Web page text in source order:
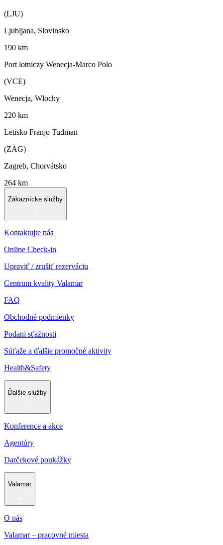
(LJU)
Ljubljana, Slovinsko
190 km
Port lotniczy Wenecja-Marco Polo
(VCE)
Wenecja, Włochy
220 km
Letisko Franjo Tuđman
(ZAG)
Zagreb, Chorvátsko
264 km
Zákaznícke služby
Kontaktujte nás
Online Check-in
Upraviť / zrušiť rezerváciu
Centrum kvality Valamar
FAQ
Obchodné podmienky
Podaní sťažnosti
Súťaže a ďalšie promočné aktivity
Health&Safety
Ďalšie služby
Konference a akce
Agentúry
Darčekové poukážky
Valamar
O nás
Valamar – pracovné miesta